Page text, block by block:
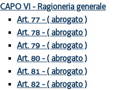
CAPO VI - Ragioneria generale
Art. 77 - ( abrogato )
Art. 78 - ( abrogato )
Art. 79 - ( abrogato )
Art. 80 - ( abrogato )
Art. 81 - ( abrogato )
Art. 82 - ( abrogato )